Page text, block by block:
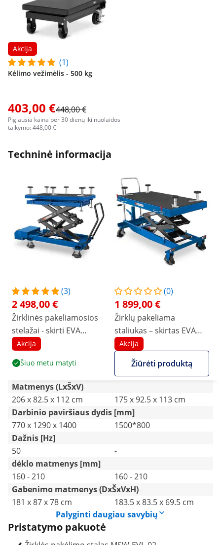
Akcija
(1)
Kėlimo vežimėlis - 500 kg
403,00 €448,00 €
Pigiausia kaina per 30 dienų iki nuolaidos
taikymo: 448,00 €
Techninė informacija
(3)
2 498,00 €
Žirklinės pakeliamosios
stelažai - skirti EVA
automobilių
ratukais - 750 W - iki 1200
kg
Akcija
Šiuo metu matyti
(0)
1 899,00 €
Žirklų pakeliama
staliukas – skirtas EVA
automobilių
akumuliatoriams – su
ratais – iki 1000 kg
Akcija
Žiūrėti produktą
Matmenys (LxŠxV)
206 x 82.5 x 112 cm
175 x 92.5 x 113 cm
Darbinio paviršiaus dydis [mm]
770 x 1290 x 1400
1500*800
Dažnis [Hz]
50
-
dėklo matmenys [mm]
160 - 210
160 - 210
Gabenimo matmenys (DxŠxVxH)
181 x 87 x 78 cm
183.5 x 83.5 x 69.5 cm
Palyginti daugiau savybių
Pristatymo pakuotė